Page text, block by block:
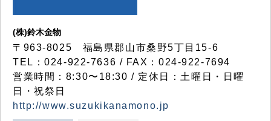
(株)鈴木金物
〒963-8025 福島県郡山市桑野5丁目15-6
TEL：024-922-7636 / FAX：024-922-7694
営業時間：8:30〜18:30 / 定休日：土曜日・日曜
日・祝祭日
http://www.suzukikanamono.jp